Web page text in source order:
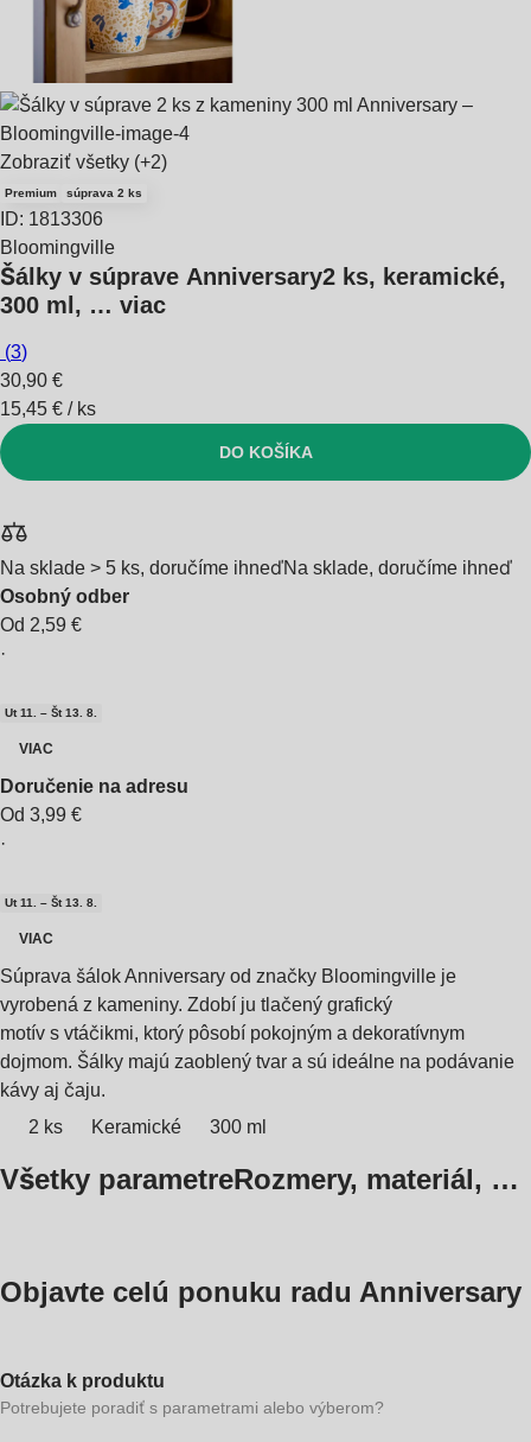
Zobraziť všetky (+2)
Premium súprava 2 ks
ID: 1813306
Bloomingville
Šálky v súprave Anniversary2 ks, keramické,
300 ml , … viac
(3)
30,90 €
15,45 € / ks
DO KOŠÍKA
Na sklade > 5 ks, doručíme ihneďNa sklade, doručíme ihneď
Osobný odber
Od 2,59 €
·
Ut 11. – Št 13. 8.
VIAC
Doručenie na adresu
Od 3,99 €
·
Ut 11. – Št 13. 8.
VIAC
Súprava šálok Anniversary od značky Bloomingville je
vyrobená z kameniny. Zdobí ju tlačený grafický
motív s vtáčikmi, ktorý pôsobí pokojným a dekoratívnym
dojmom. Šálky majú zaoblený tvar a sú ideálne na podávanie
kávy aj čaju.
2 ks
Keramické 300 ml
Všetky parametreRozmery, materiál, …
Objavte celú ponuku radu Anniversary
Otázka k produktu
Potrebujete poradiť s parametrami alebo výberom?